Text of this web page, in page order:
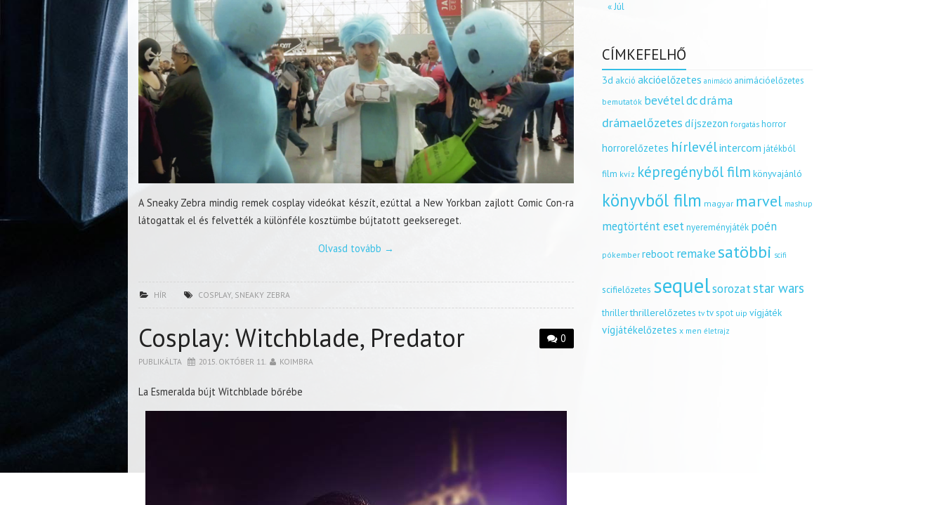
A Sneaky Zebra mindig remek cosplay videókat készít, ezúttal a New Yorkban zajlott Comic Con-ra
látogattak el és felvették a különféle kosztümbe bújtatott geeksereget.
Olvasd tovább →
HÍR COSPLAY, SNEAKY ZEBRA
0
Cosplay: Witchblade, Predator
PUBLIKÁLTA 2015. OKTÓBER 11. KOIMBRA
La Esmeralda bújt Witchblade bőrébe
« Júl
CÍMKEFELHŐ
3d akció akcióelőzetes animáció animációelőzetes
bemutatók bevételdcdráma
drámaelőzetes díjszezon forgatás horror
horrorelőzetes hírlevélintercom játékból
film kvíz képregényből film könyvajánló
könyvből film magyar marvel mashup
megtörtént esetnyereményjáték poén
pókember reboot remakesatöbbi scifi
scifielőzetes sequelsorozatstar wars
thrillerthrillerelőzetes tv tv spot uip vígjáték
vígjátékelőzetes x men életrajz